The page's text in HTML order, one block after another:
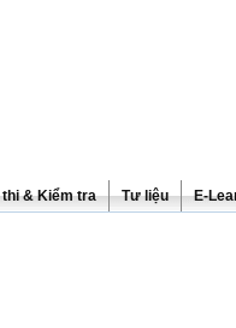
& Kiểm tra Tư liệu E-